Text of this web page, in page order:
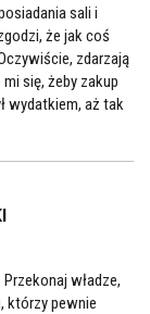
sali i
że jak coś
zdarzają
się, żeby zakup
wydatkiem, aż tak
władze,
którzy pewnie